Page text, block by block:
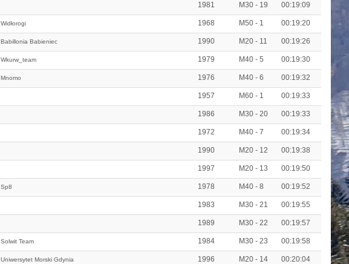
1981 M30 - 19 00:19:09
Widłorogi 1968 M50 - 1 00:19:20
Babillonia Babieniec 1990 M20 - 11 00:19:26
Wkurw_team 1979 M40 - 5 00:19:30
Mnomo 1976 M40 - 6 00:19:32
1957 M60 - 1 00:19:33
1986 M30 - 20 00:19:33
1972 M40 - 7 00:19:34
1990 M20 - 12 00:19:38
1997 M20 - 13 00:19:50
Sp8 1978 M40 - 8 00:19:52
1983 M30 - 21 00:19:55
1989 M30 - 22 00:19:57
Solwit Team 1984 M30 - 23 00:19:58
Uniwersytet Morski Gdynia 1996 M20 - 14 00:20:04